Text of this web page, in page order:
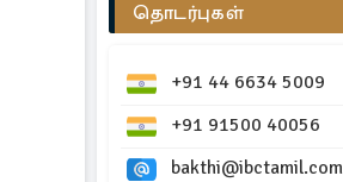
தொடர்புகள்
+91 44 6634 5009
+91 91500 40056
bakthi@ibctamil.com